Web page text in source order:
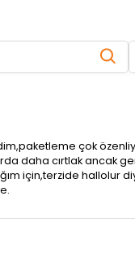
çok
daha cırtlak ancak
için,terzide hallolur